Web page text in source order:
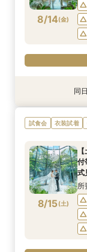
8/14(金)
衣装試着
8/14(金)
【
贅
特典あり
8/14(金)
マ
わ
同
試食会 衣装試着
8/15(土)
付
式
牛
レ
所